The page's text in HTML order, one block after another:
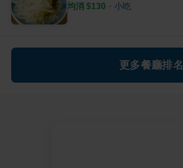
均消 $130 ・ 小吃
更多餐廳排名